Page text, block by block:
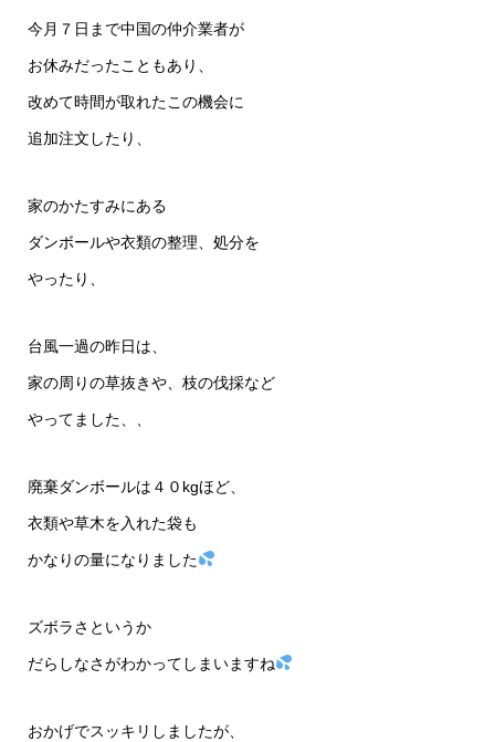
今月７日まで中国の仲介業者が
お休みだったこともあり、
改めて時間が取れたこの機会に
追加注文したり、
家のかたすみにある
ダンボールや衣類の整理、処分を
やったり、
台風一過の昨日は、
家の周りの草抜きや、枝の伐採など
やってました、、
廃棄ダンボールは４０kgほど、
衣類や草木を入れた袋も
かなりの量になりました
ズボラさというか
だらしなさがわかってしまいますね
おかげでスッキリしましたが、